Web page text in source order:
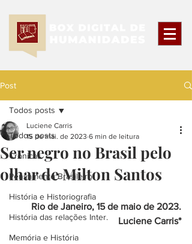
Post
Todos posts
Crônicas
Pensamento Brasileiro
História e Historiografia
História das relações Inter.
Memória e História
Todos posts
Ser negro no Brasil pelo
olhar de Milton Santos
Luciene Carris
15 de mai. de 2023 6 min de leitura
Rio de Janeiro, 15 de maio de 2023.
Luciene Carris*